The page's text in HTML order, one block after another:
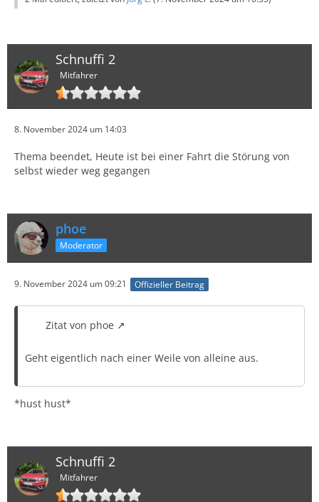
Schnuffi 2
Mitfahrer
8. November 2024 um 14:03
Thema beendet, Heute ist bei einer Fahrt die Störung von
selbst wieder weg gegangen
phoe
Moderator
9. November 2024 um 09:21 Offizieller Beitrag
Zitat von phoe
Geht eigentlich nach einer Weile von alleine aus.
*hust hust*
Schnuffi 2
Mitfahrer